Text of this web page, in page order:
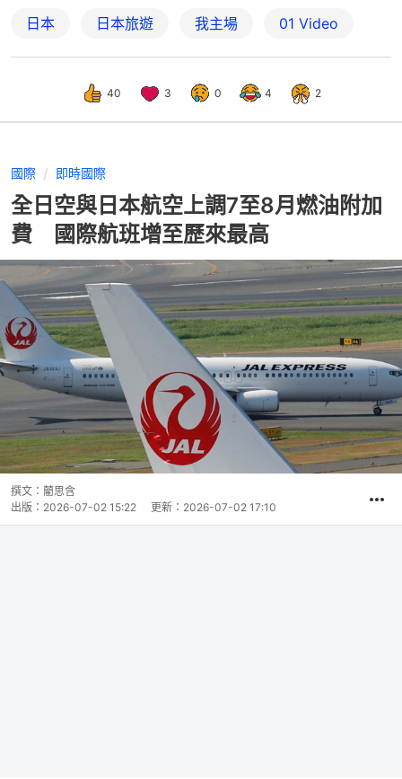
日本 日本旅遊 我主場 01 Video
40 3 0 4 2
國際 即時國際
全日空與日本航空上調7至8月燃油附加
費 國際航班增至歷來最高
撰文： 藺思含
出版： 2026-07-02 15:22 更新： 2026-07-02 17:10